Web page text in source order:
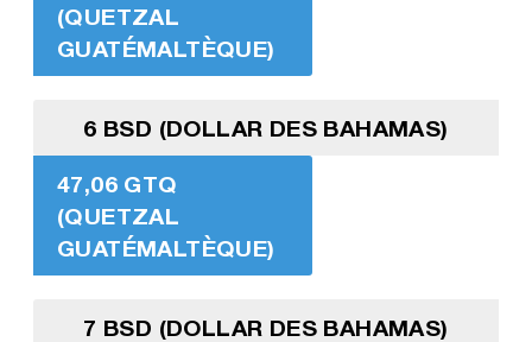
(QUETZAL
GUATÉMALTÈQUE)
6 BSD (DOLLAR DES BAHAMAS)
47,06 GTQ
(QUETZAL
GUATÉMALTÈQUE)
7 BSD (DOLLAR DES BAHAMAS)